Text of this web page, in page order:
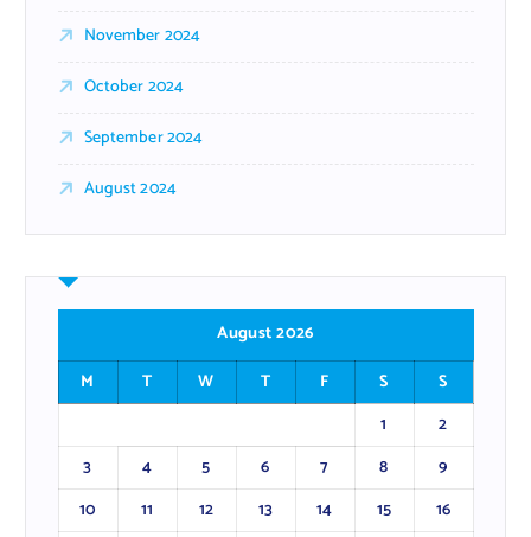
November 2024
October 2024
September 2024
August 2024
August 2026
M
T W T F S
S
1
2
3
4 5 6 7 8
9
10
11 12 13 14 15 16